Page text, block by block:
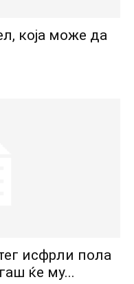
која може да
исфрли пола
ќе му...